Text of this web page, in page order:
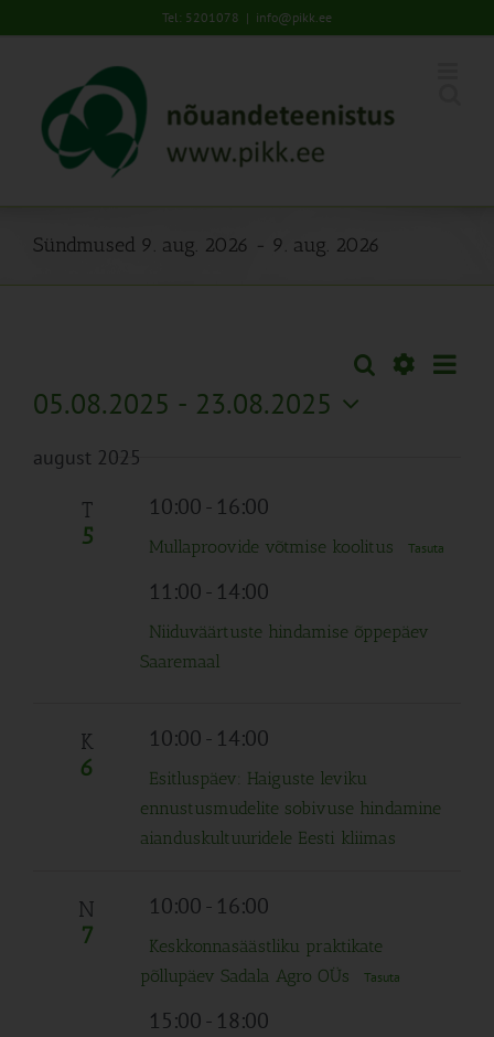
to
Tel: 5201078 | info@pikk.ee
Sündmused 9. aug. 2026 - 9. aug. 2026
Sündmused
Search
Otsi
05.08.2025 - 23.08.2025
kuupäev.
august 2025
T
5
10:00- 16:00
Mullaproovide võtmise koolitus Tasuta
11:00- 14:00
Niiduväärtuste hindamise õppepäev
Saaremaal
K
6
10:00- 14:00
Esitluspäev: Haiguste leviku
ennustusmudelite sobivuse hindamine
aianduskultuuridele Eesti kliimas
N
7
10:00- 16:00
Keskkonnasäästliku praktikate
põllupäev Sadala Agro OÜs
Tasuta
15:00- 18:00